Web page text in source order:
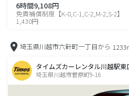
6時間9,108円
免責補償制度【K-0,C-1,C-2,M-2,S-2】
1,430円
埼玉県川越市六軒町一丁目から
タイムズカーレンタル川越駅東
埼玉県川越市菅原町9-16